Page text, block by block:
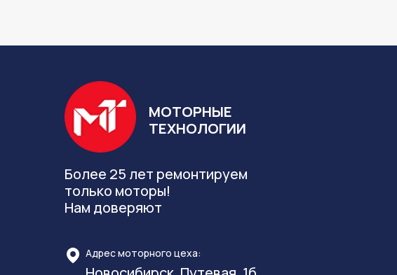
Адрес моторного цеха:
МОТОРНЫЕ
ТЕХНОЛОГИИ
Более 25 лет ремонтируем
только моторы!
Нам доверяют